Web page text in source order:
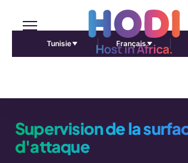
Tunisie Français
Supervision de la
d'attaque